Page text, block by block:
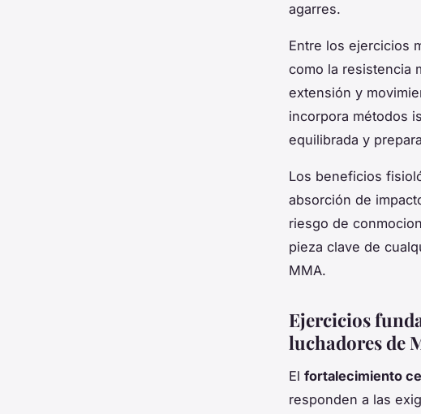
agarres.
Entre los ejercicios
como la resistencia
extensión y
incorpora métodos
equilibrada y
Los beneficios
absorción de
riesgo de
pieza clave de
MMA.
Ejercicios
luchadores de
El fortalecimiento
responden a las